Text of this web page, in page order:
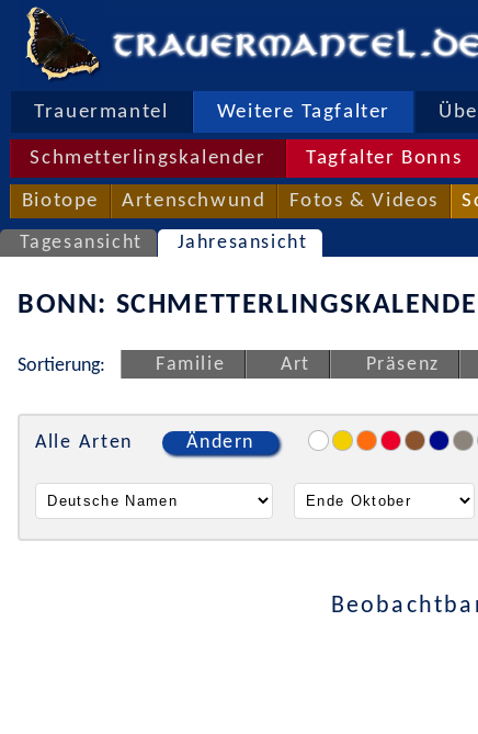
Trauermantel Weitere Tagfalter
Schmetterlingskalender Tagfalter Bonns
Biotope Artenschwund Fotos & Videos
Tagesansicht Jahresansicht
BONN:
Sortierung: Familie Art Präsenz
Alle Arten Ändern